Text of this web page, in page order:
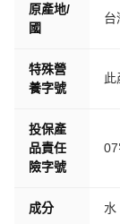
原產地/
國
台
特殊營
養字號
此
投保產
品責任
險字號
成分 水